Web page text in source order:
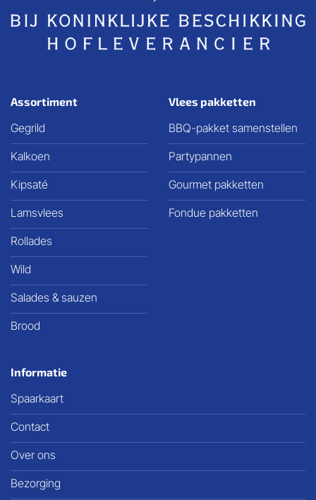
Assortiment
Gegrild
Kalkoen
Kipsaté
Lamsvlees
Rollades
Wild
Salades & sauzen
Brood
Vlees pakketten
BBQ-pakket samenstellen
Partypannen
Gourmet pakketten
Fondue pakketten
Informatie
Spaarkaart
Contact
Over ons
Bezorging